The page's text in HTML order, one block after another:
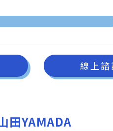
線上諮
田YAMADA